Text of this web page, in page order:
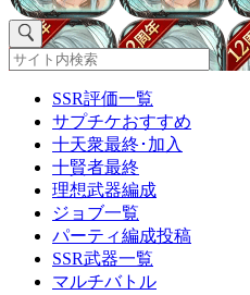
SSR評価一覧
サプチケおすすめ
十天衆最終･加入
十賢者最終
理想武器編成
ジョブ一覧
パーティ編成投稿
SSR武器一覧
マルチバトル